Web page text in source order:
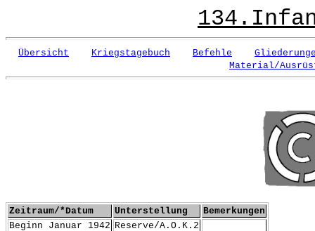
Übersicht Kriegstagebuch Befehle
Material/
Zeitraum/*Datum Unterstellung
Bemerkungen
Beginn Januar 1942 Reserve/A.O.K.2